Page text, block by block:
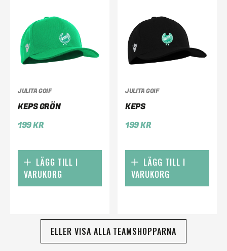
JULITA GOIF
KEPS GRÖN
199KR
LÄGG TILL I
VARUKORG
JULITA GOIF
KEPS
199KR
LÄGG TILL I
VARUKORG
ELLER VISA ALLA TEAMSHOPPARNA